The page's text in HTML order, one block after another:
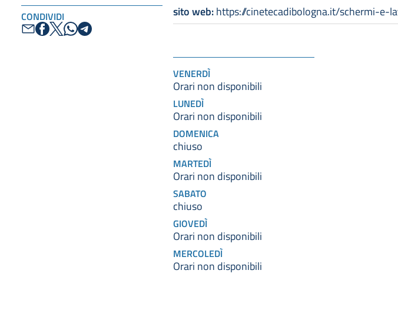
CONDIVIDI sito web: https://cinetecadibologna.it/schermi-e-
VENERDÌ
Orari non disponibili
LUNEDÌ
Orari non disponibili
DOMENICA
chiuso
MARTEDÌ
Orari non disponibili
SABATO
chiuso
GIOVEDÌ
Orari non disponibili
MERCOLEDÌ
Orari non disponibili